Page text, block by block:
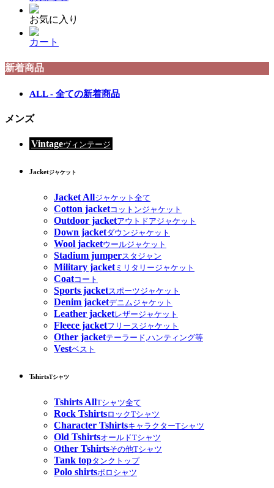
お気に入り
カート
新着商品
ALL - 全ての新着商品
メンズ
Vintageヴィンテージ
Jacketジャケット
Jacket Allジャケット全て
Cotton jacketコットンジャケット
Outdoor jacketアウトドアジャケット
Down jacketダウンジャケット
Wool jacketウールジャケット
Stadium jumperスタジャン
Military jacketミリタリージャケット
Coatコート
Sports jacketスポーツジャケット
Denim jacketデニムジャケット
Leather jacketレザージャケット
Fleece jacketフリースジャケット
Other jacketテーラード,ハンティング等
Vestベスト
TshirtsTシャツ
Tshirts AllTシャツ全て
Rock TshirtsロックTシャツ
Character TshirtsキャラクターTシャツ
Old TshirtsオールドTシャツ
Other Tshirtsその他Tシャツ
Tank topタンクトップ
Polo shirtsポロシャツ